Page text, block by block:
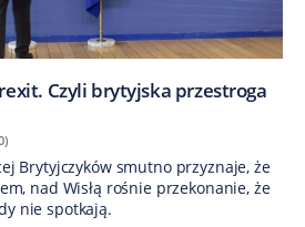
Czyli brytyjska przestroga
Brytyjczyków smutno przyznaje, że
nad Wisłą rośnie przekonanie, że
nie spotkają.